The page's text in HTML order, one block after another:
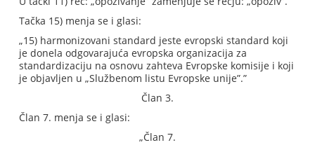
Tačka 15) menja se i glasi:
„15) harmonizovani standard jeste evropski standard koji
je donela odgovarajuća evropska organizacija za
standardizaciju na osnovu zahteva Evropske komisije i koji
je objavljen u „Službenom listu Evropske unije”.”
Član 3.
Član 7. menja se i glasi:
„Član 7.